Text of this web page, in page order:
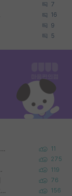
7
16
9
5
Korea University 수학, 컴퓨터과학 이학사, UC Berkeley 산업공학 대학원 공학박사가 되는 것은 쉽지 않겠죠? 11
275
갑니다. 안타깝네요. 119
76
석사입학예정생 분들! 제발 어느 정도 각오는 하고 오세요. 156